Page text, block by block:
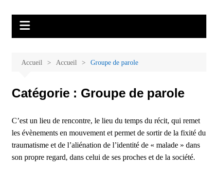
contenu
Malades et proches, Vivre avec et
après le cancer
thérapeutique, sophrologie, sport adapté, art thérapie, musico thérapie…
Accueil Accueil Groupe de parole
Catégorie : Groupe de parole
C’est un lieu de rencontre, le lieu du temps du récit, qui remet
les évènements en mouvement et permet de sortir de la fixité du
traumatisme et de l’aliénation de l’identité de « malade » dans
son propre regard, dans celui de ses proches et de la société.